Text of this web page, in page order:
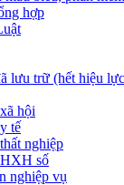
hợp
lưu trữ (hết hiệu
hội
tế
nghiệp
số
nghiệp vụ